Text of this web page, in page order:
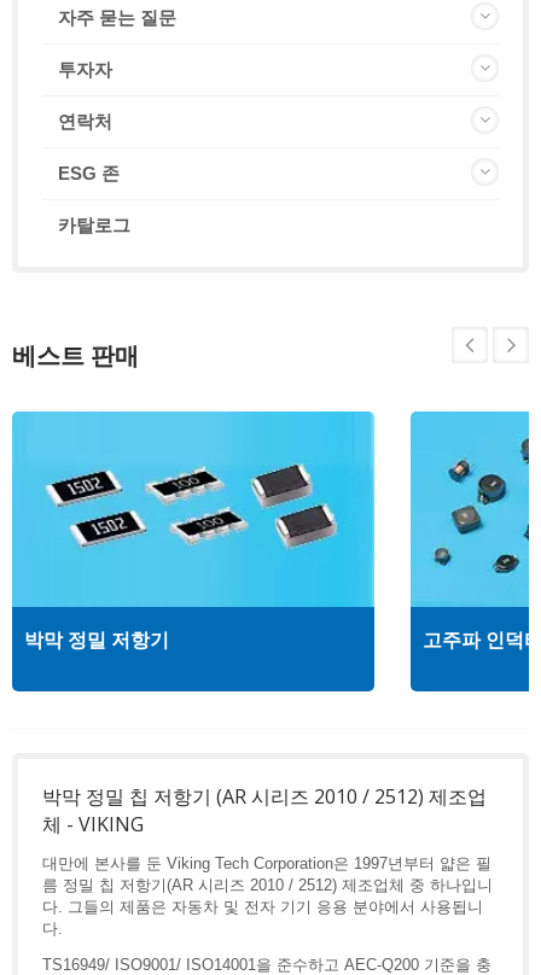
자주 묻는 질문
투자자
연락처
ESG 존
카탈로그
베스트 판매
박막 정밀 저항기 고주파 인덕
박막 정밀 칩 저항기 (AR 시리즈 2010 / 2512) 제조업
체 - VIKING
대만에 본사를 둔 Viking Tech Corporation은 1997년부터 얇은 필
름 정밀 칩 저항기(AR 시리즈 2010 / 2512) 제조업체 중 하나입니
다. 그들의 제품은 자동차 및 전자 기기 응용 분야에서 사용됩니
다.
TS16949/ ISO9001/ ISO14001을 준수하고 AEC-Q200 기준을 충